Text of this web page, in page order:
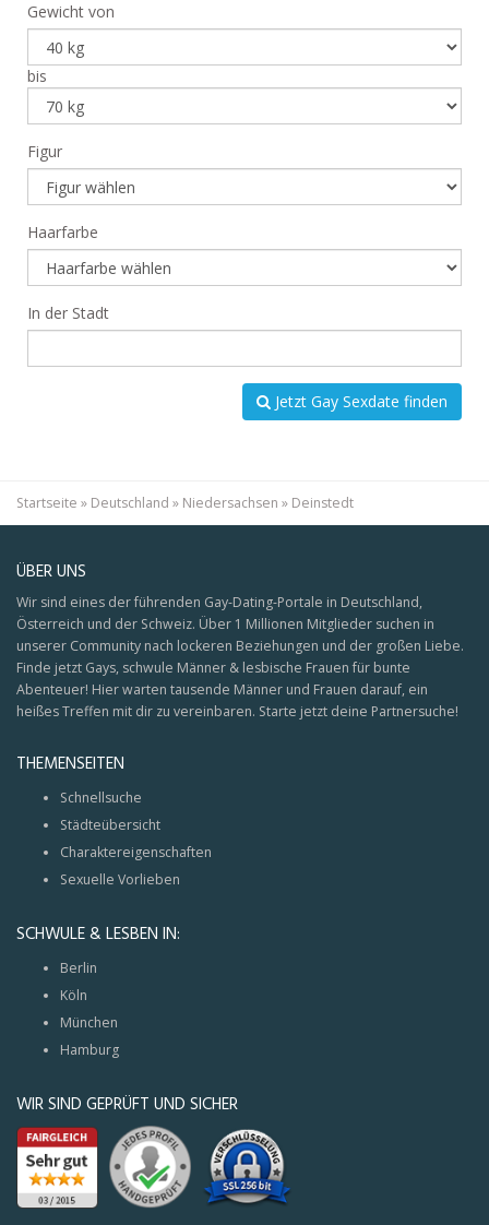
Gewicht von
bis
Figur
Haarfarbe
In der Stadt
Jetzt Gay Sexdate finden
Startseite » Deutschland » Niedersachsen » Deinstedt
ÜBER UNS
Wir sind eines der führenden Gay-Dating-Portale in Deutschland,
Österreich und der Schweiz. Über 1 Millionen Mitglieder suchen in
unserer Community nach lockeren Beziehungen und der großen Liebe.
Finde jetzt Gays, schwule Männer & lesbische Frauen für bunte
Abenteuer! Hier warten tausende Männer und Frauen darauf, ein
heißes Treffen mit dir zu vereinbaren. Starte jetzt deine Partnersuche!
THEMENSEITEN
Schnellsuche
Städteübersicht
Charaktereigenschaften
Sexuelle Vorlieben
SCHWULE & LESBEN IN:
Berlin
Köln
München
Hamburg
WIR SIND GEPRÜFT UND SICHER